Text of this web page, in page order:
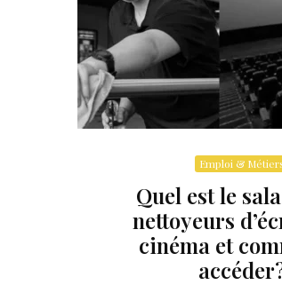
Emploi &
Quel est le
nettoyeurs
cinéma et